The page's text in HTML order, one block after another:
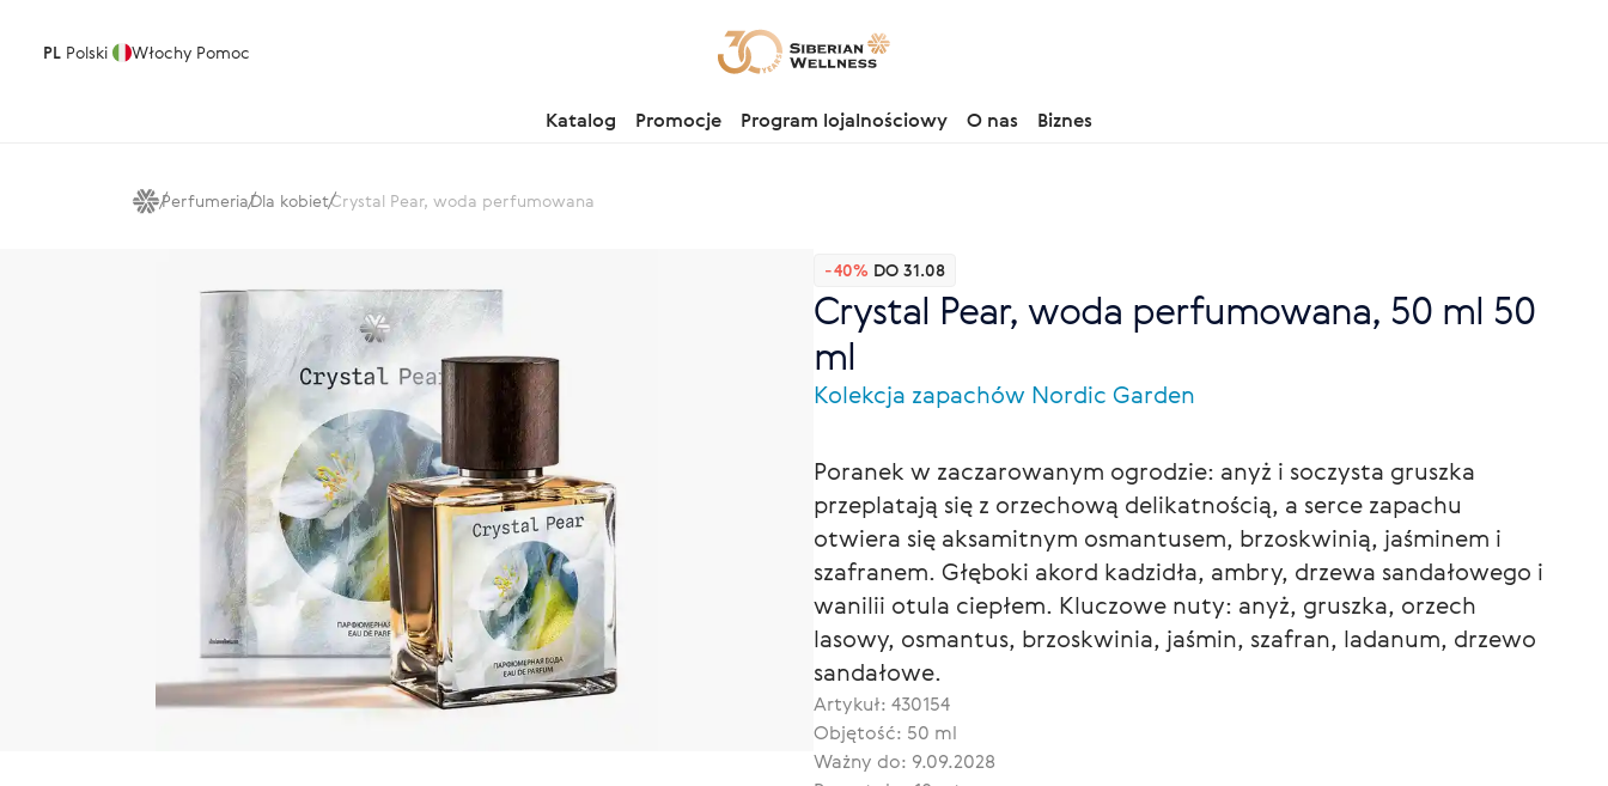
PL Polski Włochy Pomoc
Katalog Promocje Program lojalnościowy O nas Biznes
PerfumeriaDla kobietCrystal Pear, woda perfumowana
-40% DO 31.08
Crystal Pear, woda perfumowana, 50 ml 50
ml
Kolekcja zapachów Nordic Garden
Poranek w zaczarowanym ogrodzie: anyż i soczysta gruszka
przeplatają się z orzechową delikatnością, a serce zapachu
otwiera się aksamitnym osmantusem, brzoskwinią, jaśminem i
szafranem. Głęboki akord kadzidła, ambry, drzewa sandałowego i
wanilii otula ciepłem. Kluczowe nuty: anyż, gruszka, orzech
lasowy, osmantus, brzoskwinia, jaśmin, szafran, ladanum, drzewo
sandałowe.
Artykuł: 430154
Objętość: 50 ml
Ważny do: 9.09.2028